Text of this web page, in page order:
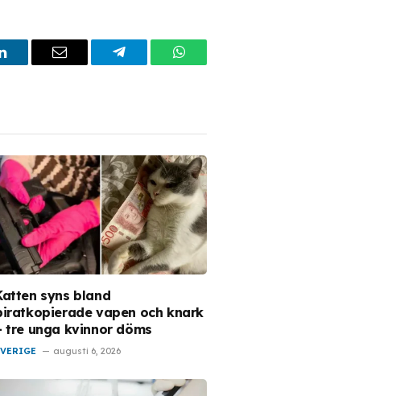
Email TelegramWhatsApp
syns bland
vapen och knark
tre unga kvinnor döms
augusti 6, 2026